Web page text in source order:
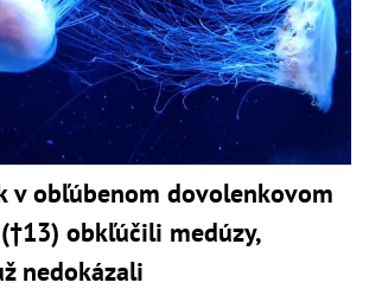
v obľúbenom dovolenkovom
obkľúčili medúzy,
nedokázali